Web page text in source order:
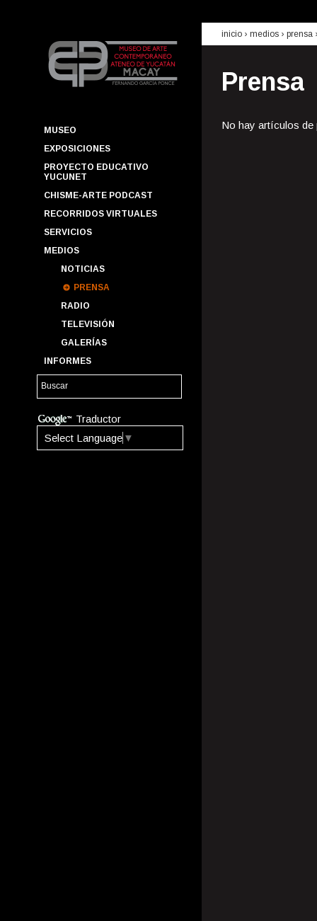
MUSEO
EXPOSICIONES
PROYECTO EDUCATIVO
YUCUNET
CHISME-ARTE PODCAST
RECORRIDOS VIRTUALES
SERVICIOS
MEDIOS
NOTICIAS
PRENSA
RADIO
TELEVISIÓN
GALERÍAS
INFORMES
Traductor
Select Language ▼
inicio › medios › prensa
Prensa
No hay artículos de